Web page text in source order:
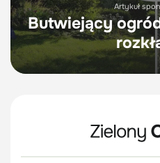
Artykuł
Butwiejący